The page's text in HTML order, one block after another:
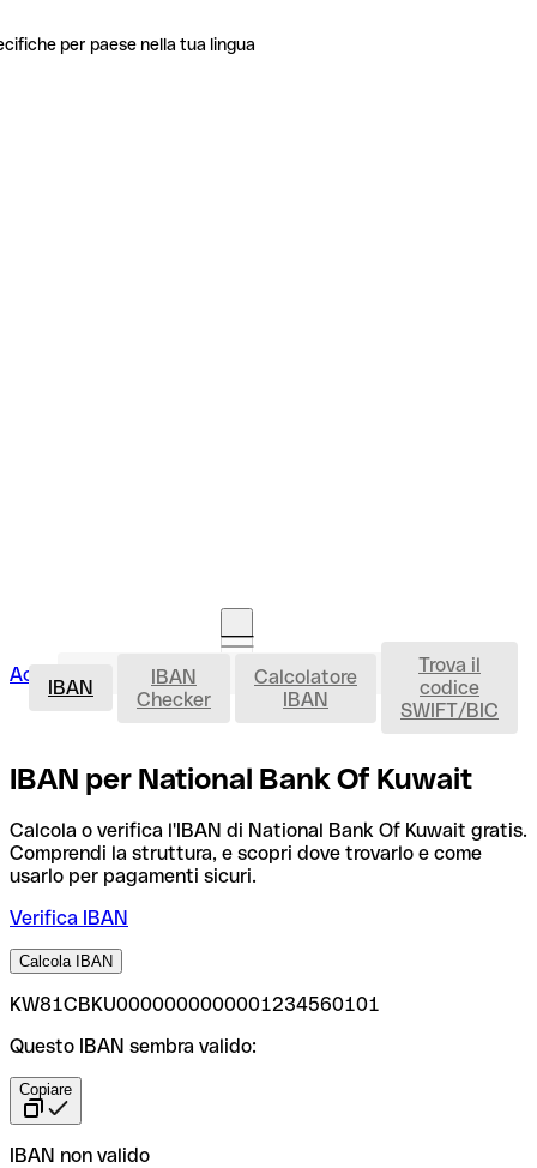
per paese nella tua lingua
Accedi Avvia la procedura IBAN
IBAN
IBAN
Checker
Calcolatore
IBAN
Trova il
codice
SWIFT/BIC
IBAN per National Bank Of Kuwait
Calcola o verifica l'IBAN di National Bank Of Kuwait gratis.
Comprendi la struttura, e scopri dove trovarlo e come
usarlo per pagamenti sicuri.
Verifica IBAN
Calcola IBAN
KW81CBKU0000000000001234560101
Questo IBAN sembra valido:
Copiare
IBAN non valido